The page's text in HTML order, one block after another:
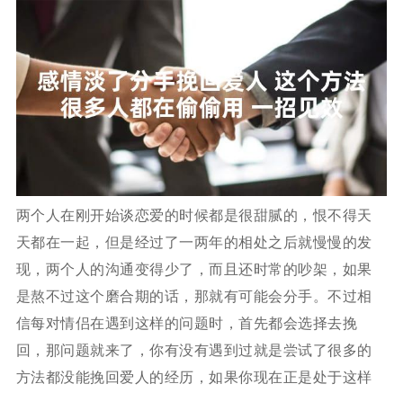
两个人在刚开始谈恋爱的时候都是很甜腻的，恨不得天
天都在一起，但是经过了一两年的相处之后就慢慢的发
现，两个人的沟通变得少了，而且还时常的吵架，如果
是熬不过这个磨合期的话，那就有可能会分手。不过相
信每对情侣在遇到这样的问题时，首先都会选择去挽
回，那问题就来了，你有没有遇到过就是尝试了很多的
方法都没能挽回爱人的经历，如果你现在正是处于这样